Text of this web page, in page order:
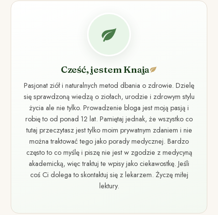
Cześć, jestem Knaja
Pasjonat ziół i naturalnych metod dbania o zdrowie. Dzielę
się sprawdzoną wiedzą o ziołach, urodzie i zdrowym stylu
życia ale nie tylko. Prowadzenie bloga jest moją pasją i
robię to od ponad 12 lat. Pamiętaj jednak, że wszystko co
tutaj przeczytasz jest tylko moim prywatnym zdaniem i nie
można traktować tego jako porady medycznej. Bardzo
często to co myślę i piszę nie jest w zgodzie z medycyną
akademicką, więc traktuj te wpisy jako ciekawostkę. Jeśli
coś Ci dolega to skontaktuj się z lekarzem. Życzę miłej
lektury.